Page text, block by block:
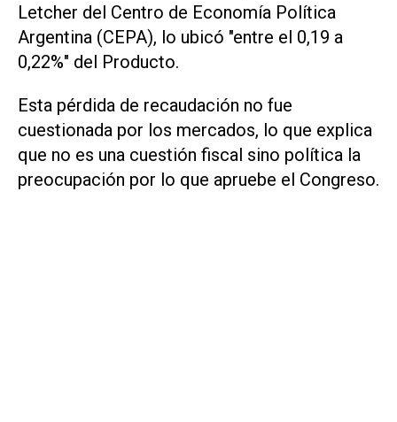
Letcher del Centro de Economía Política
Argentina (CEPA), lo ubicó "entre el 0,19 a
0,22%" del Producto.
Esta pérdida de recaudación no fue
cuestionada por los mercados, lo que explica
que no es una cuestión fiscal sino política la
preocupación por lo que apruebe el Congreso.